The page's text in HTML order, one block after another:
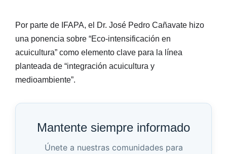
Por parte de IFAPA, el Dr. José Pedro Cañavate hizo
una ponencia sobre “Eco-intensificación en
acuicultura” como elemento clave para la línea
planteada de “integración acuicultura y
medioambiente”.
Mantente siempre informado
Únete a nuestras comunidades para